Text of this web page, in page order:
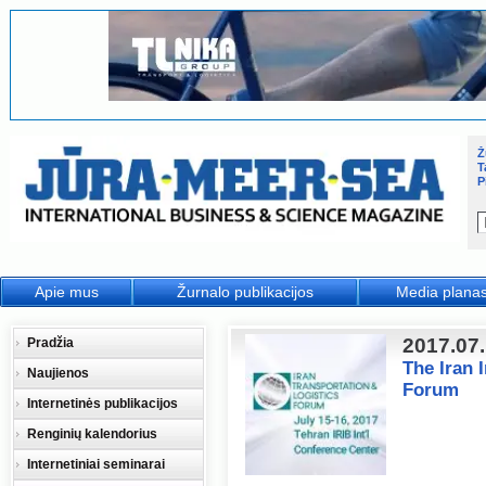
The Iran
Forum
Pradžia
Naujienos
Internetinės publikacijos
Renginių kalendorius
Internetiniai seminarai
Apie mus Žurnalo publikacijos Media